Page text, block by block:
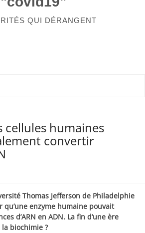
QUI DÉRANGENT
cellules humaines
convertir
Thomas Jefferson de Philadelphie
qu’une enzyme humaine pouvait
d’ARN en ADN. La fin d’une ère
biochimie ?